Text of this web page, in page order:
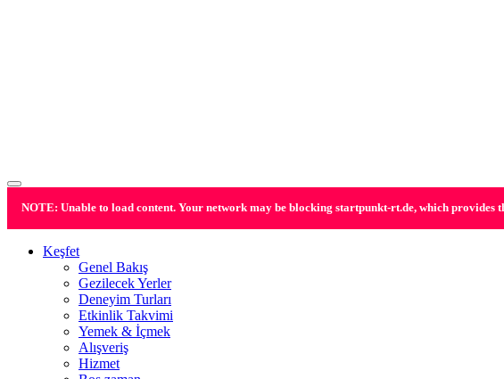
NOTE: Unable to load content. Your network may be blocking startpunkt-rt.de, which provides
Keşfet
Genel Bakış
Gezilecek Yerler
Deneyim Turları
Etkinlik Takvimi
Yemek & İçmek
Alışveriş
Hizmet